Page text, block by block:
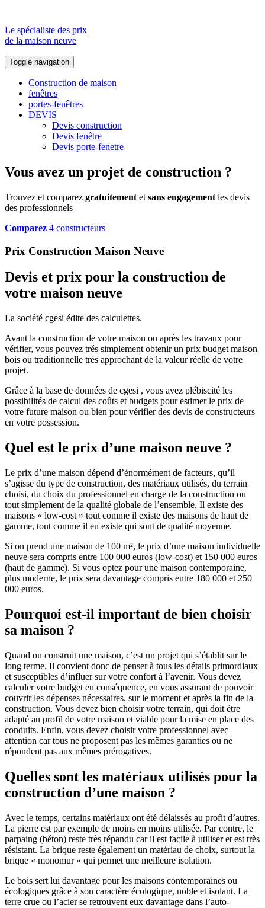
Le spécialiste des prix
de la maison neuve
Toggle navigation
Construction de maison
fenêtres
portes-fenêtres
DEVIS
Devis construction
Devis fenêtre
Devis porte-fenetre
Vous avez un projet de construction ?
Trouvez et comparez gratuitement et sans engagement les devis
des professionnels
Comparez 4 constructeurs
Prix Construction Maison Neuve
Devis et prix pour la construction de
votre maison neuve
La société cgesi édite des calculettes.
Avant la construction de votre maison ou après les travaux pour
vérifier, vous pouvez trés simplement obtenir un prix budget maison
bois ou traditionnelle trés approchant de la valeur réelle de votre
projet.
Grâce à la base de données de cgesi , vous avez plébiscité les
possibilités de calcul des coûts et budgets pour estimer le prix de
votre future maison ou bien pour vérifier des devis de constructeurs
en votre possession.
Quel est le prix d’une maison neuve ?
Le prix d’une maison dépend d’énormément de facteurs, qu’il
s’agisse du type de construction, des matériaux utilisés, du terrain
choisi, du choix du professionnel en charge de la construction ou
tout simplement de la qualité globale de l’ensemble. Il existe des
maisons « low-cost » tout comme il existe des maisons de haut de
gamme, tout comme il en existe qui sont de qualité moyenne.
Si on prend une maison de 100 m², le prix d’une maison individuelle
neuve sera compris entre 100 000 euros (low-cost) et 150 000 euros
(haut de gamme). Si vous optez pour une maison contemporaine,
plus moderne, le prix sera davantage compris entre 180 000 et 250
000 euros.
Pourquoi est-il important de bien choisir
sa maison ?
Quand on construit une maison, c’est un projet qui s’établit sur le
long terme. Il convient donc de penser à tous les détails primordiaux
et susceptibles d’influer sur votre confort à l’avenir. Vous devez
calculer votre budget en conséquence, en vous assurant de pouvoir
couvrir les dépenses nécessaires, sur le moment et après la fin de la
construction. Vous devez bien choisir votre terrain, qui doit être
adapté au profil de votre maison et viable pour la mise en place des
conduits. Enfin, vous devez choisir votre professionnel avec
attention car tous ne proposent pas les mêmes garanties ou ne
répondent pas aux mêmes prérogatives.
Quelles sont les matériaux utilisés pour la
construction d’une maison ?
Avec le temps, certains matériaux ont été délaissés au profit d’autres.
La pierre est par exemple de moins en moins utilisée. Par contre, le
parpaing (béton) reste très répandu car il est facile à utiliser et est très
résistant. La brique reste également un matériau de choix, surtout la
brique « monomur » qui permet une meilleure isolation.
Le bois sert lui davantage pour les maisons contemporaines ou
écologiques grâce à son caractère écologique, noble et isolant. La
terre crue ou l’acier se retrouvent eux davantage dans l’auto-